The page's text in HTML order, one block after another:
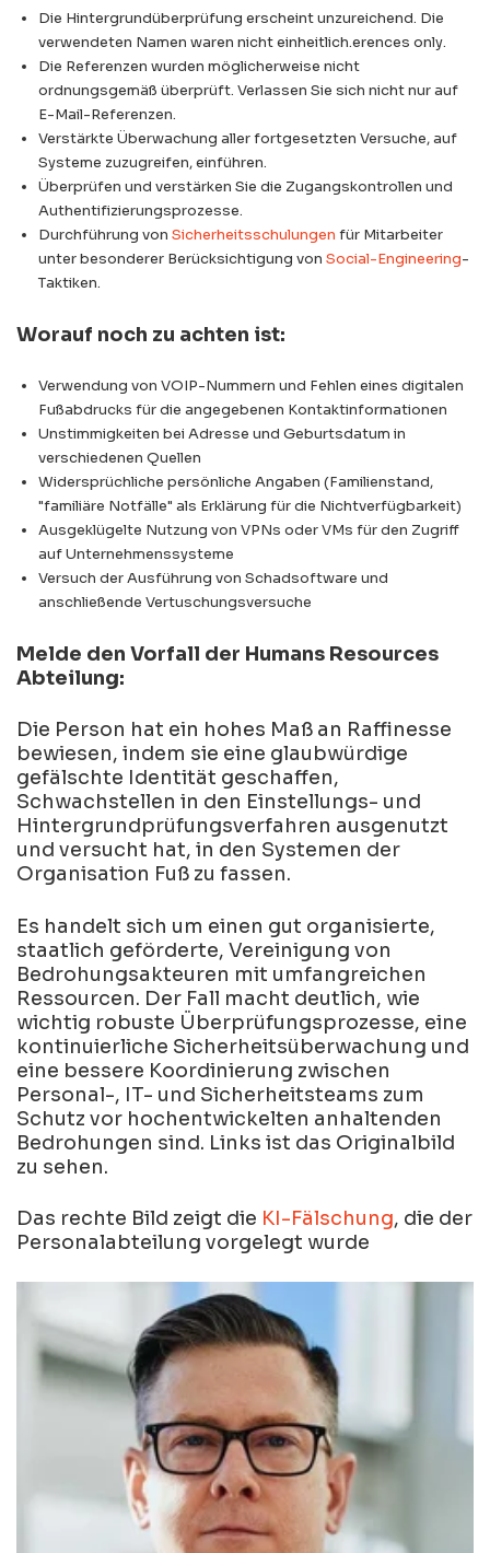
Die Hintergrundüberprüfung erscheint unzureichend. Die
verwendeten Namen waren nicht einheitlich.erences only.
Die Referenzen wurden möglicherweise nicht
ordnungsgemäß überprüft. Verlassen Sie sich nicht nur auf
E-Mail-Referenzen.
Verstärkte Überwachung aller fortgesetzten Versuche, auf
Systeme zuzugreifen, einführen.
Überprüfen und verstärken Sie die Zugangskontrollen und
Authentifizierungsprozesse.
Durchführung von Sicherheitsschulungen für Mitarbeiter
unter besonderer Berücksichtigung von Social-Engineering-
Taktiken.
Worauf noch zu achten ist:
Verwendung von VOIP-Nummern und Fehlen eines digitalen
Fußabdrucks für die angegebenen Kontaktinformationen
Unstimmigkeiten bei Adresse und Geburtsdatum in
verschiedenen Quellen
Widersprüchliche persönliche Angaben (Familienstand,
"familiäre Notfälle" als Erklärung für die Nichtverfügbarkeit)
Ausgeklügelte Nutzung von VPNs oder VMs für den Zugriff
auf Unternehmenssysteme
Versuch der Ausführung von Schadsoftware und
anschließende Vertuschungsversuche
Melde den Vorfall der Humans Resources
Abteilung:
Die Person hat ein hohes Maß an Raffinesse
bewiesen, indem sie eine glaubwürdige
gefälschte Identität geschaffen,
Schwachstellen in den Einstellungs- und
Hintergrundprüfungsverfahren ausgenutzt
und versucht hat, in den Systemen der
Organisation Fuß zu fassen.
Es handelt sich um einen gut organisierte,
staatlich geförderte, Vereinigung von
Bedrohungsakteuren mit umfangreichen
Ressourcen. Der Fall macht deutlich, wie
wichtig robuste Überprüfungsprozesse, eine
kontinuierliche Sicherheitsüberwachung und
eine bessere Koordinierung zwischen
Personal-, IT- und Sicherheitsteams zum
Schutz vor hochentwickelten anhaltenden
Bedrohungen sind. Links ist das Originalbild
zu sehen.
Das rechte Bild zeigt die KI-Fälschung, die der
Personalabteilung vorgelegt wurde